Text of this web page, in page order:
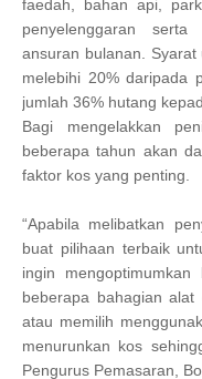
faedah, bahan api,
penyelenggaran
ansuran bulanan.
melebihi 20% daripada
jumlah 36% hutang
Bagi mengelakkan
beberapa tahun akan
faktor kos yang penting.
“Apabila melibatkan
buat pilihaan terbaik
ingin
beberapa bahagian
atau memilih
menurunkan kos
Pengurus Pemasaran,